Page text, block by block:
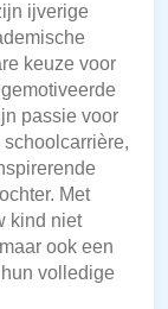
ijverige
keuze voor
passie voor
Met
kind niet
ook een
volledige